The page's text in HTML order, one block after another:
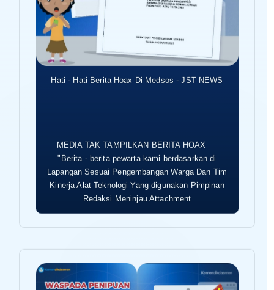
Hati - Hati Berita Hoax Di Medsos - JST NEWS
MEDIA TAK TAMPILKAN BERITA HOAX
"Berita - berita pewarta kami berdasarkan di
Lapangan Sesuai Pengembangan Warga Dan Tim
Kinerja Alat Teknologi Yang digunakan Pimpinan
Redaksi Meninjau Attachment